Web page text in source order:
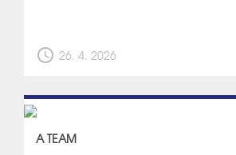
schedule 26. 4. 2026
A TEAM